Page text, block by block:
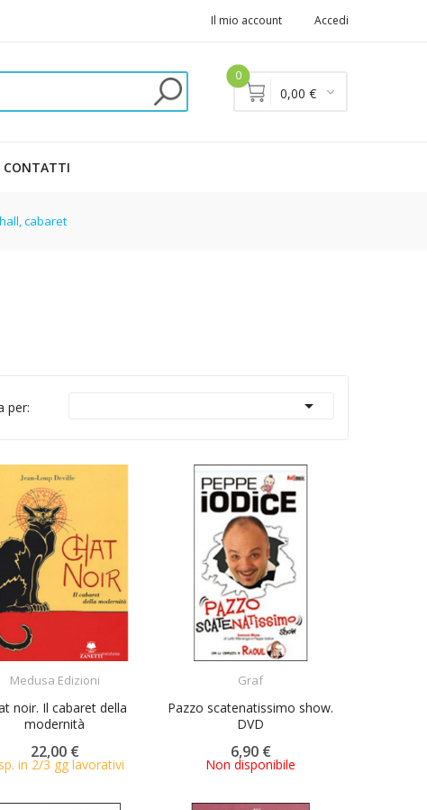
Il mio account Accedi
0
0,00 €
CONTATTI
cabaret
per: 
Medusa Edizioni
noir. Il cabaret della
modernità
22,00 €
in 2/3 gg lavorativi
Graf
Pazzo scatenatissimo show.
DVD
6,90 €
Non disponibile